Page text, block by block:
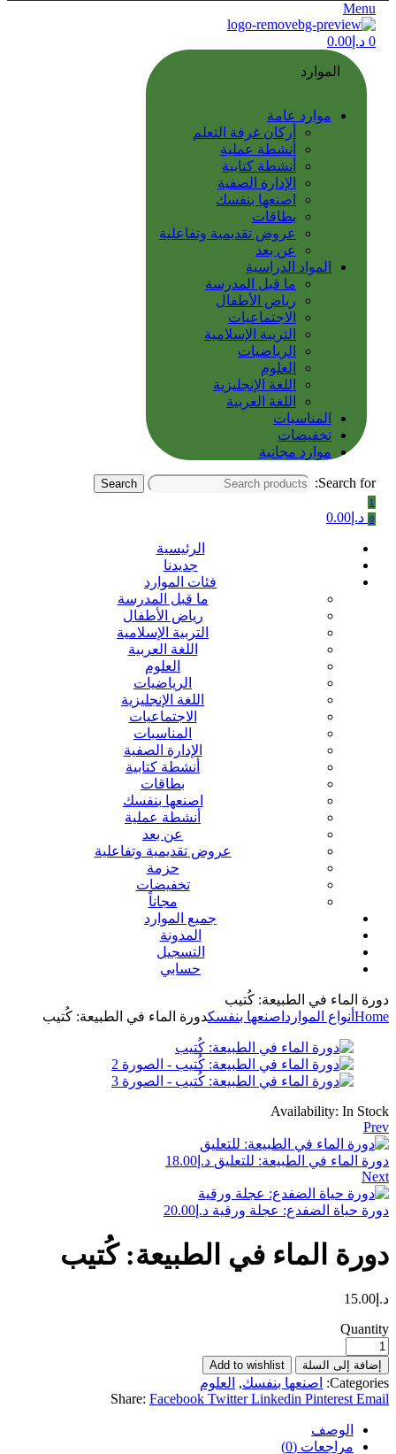
Menu
0 د.إ 0.00
الموارد
موارد عامة
أركان غرفة التعلم
أنشطة عملية
أنشطة كتابية
الإدارة الصفية
اصنعها بنفسك
بطاقات
عروض تقديمية وتفاعلية
عن بعد
المواد الدراسية
ما قبل المدرسة
رياض الأطفال
الاجتماعيات
التربية الإسلامية
الرياضيات
العلوم
اللغة الإنجليزية
اللغة العربية
المناسبات
تخفيضات
موارد مجانية
Search for:
Search
1
0 د.إ 0.00
الرئيسية
جديدنا
فئات الموارد
ما قبل المدرسة
رياض الأطفال
التربية الإسلامية
اللغة العربية
العلوم
الرياضيات
اللغة الإنجليزية
الاجتماعيات
المناسبات
الإدارة الصفية
أنشطة كتابية
بطاقات
اصنعها بنفسك
أنشطة عملية
عن بعد
عروض تقديمية وتفاعلية
حزمة
تخفيضات
مجاناً
جميع الموارد
المدونة
التسجيل
حسابي
دورة الماء في الطبيعة: كُتيب
Home أنواع الموارد اصنعها بنفسكدورة الماء في الطبيعة: كُتيب
Availability: In Stock
Prev
دورة الماء في الطبيعة: للتعليق د.إ 18.00
Next
دورة حياة الضفدع: عجلة ورقية د.إ 20.00
دورة الماء في الطبيعة: كُتيب
د.إ 15.00
Quantity
إضافة إلى السلة Add to wishlist
Categories: اصنعها بنفسك, العلوم
Share: Facebook Twitter Linkedin Pinterest Email
الوصف
مراجعات (0)